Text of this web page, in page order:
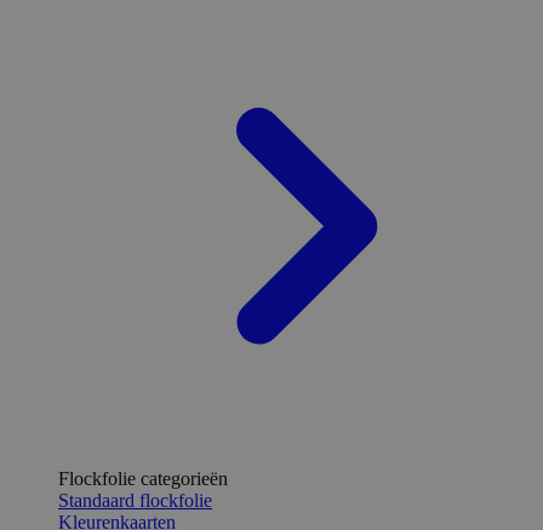
Flockfolie categorieën
Standaard flockfolie
Kleurenkaarten